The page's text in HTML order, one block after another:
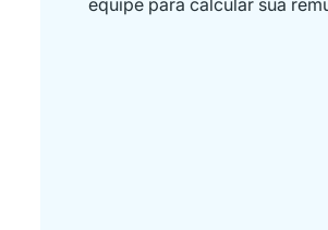
equipe para calcular sua